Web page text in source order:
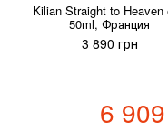
Kilian Straight to Heaven
50ml, Франция
3 890 грн
6